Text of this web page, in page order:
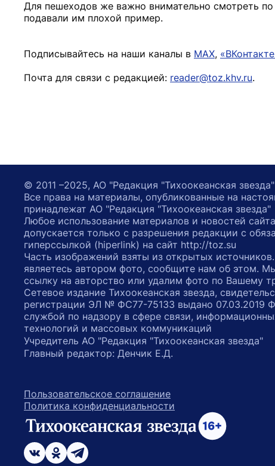
Для пешеходов же важно внимательно смотреть
подавали им плохой пример.
Подписывайтесь на наши каналы в MAX,
Почта для связи с редакцией: reader@toz.khv.ru.
© 2011 –2025, АО "Редакция "Тихоокеанская звезда"
Все права на материалы, опубликованные на
принадлежат АО "Редакция "Тихоокеанская звезда"
Любое использование материалов и новостей сайта
допускается только с разрешения редакции с
гиперссылкой (hiperlink) на сайт http://toz.su
Часть изображений взяты из открытых
являетесь автором фото, сообщите нам об этом.
ссылку на авторство или удалим фото по Вашему
Сетевое издание Тихоокеанская звезда,
регистрации ЭЛ № ФС77-75133 выдано 07.03.2019
службой по надзору в сфере связи,
технологий и массовых коммуникаций
Учредитель АО "Редакция "Тихоокеанская звезда"
Главный редактор: Денчик Е.Д.
Пользовательское соглашение
Политика конфиденциальности
ссылка на главную
возрастное ограничение 16+
ссылка на страницу в Вконтакте
ссылка на страницу в Одноклассниках
ссылка на канал в Телеграмм